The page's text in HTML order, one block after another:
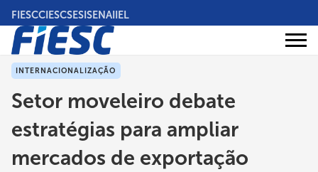
Pular
para
conteúdo
principal
FIESCCIESCSESISENAIIEL
Áreas
INTERNACIONALIZAÇÃO
Setor moveleiro debate
estratégias para ampliar
mercados de exportação